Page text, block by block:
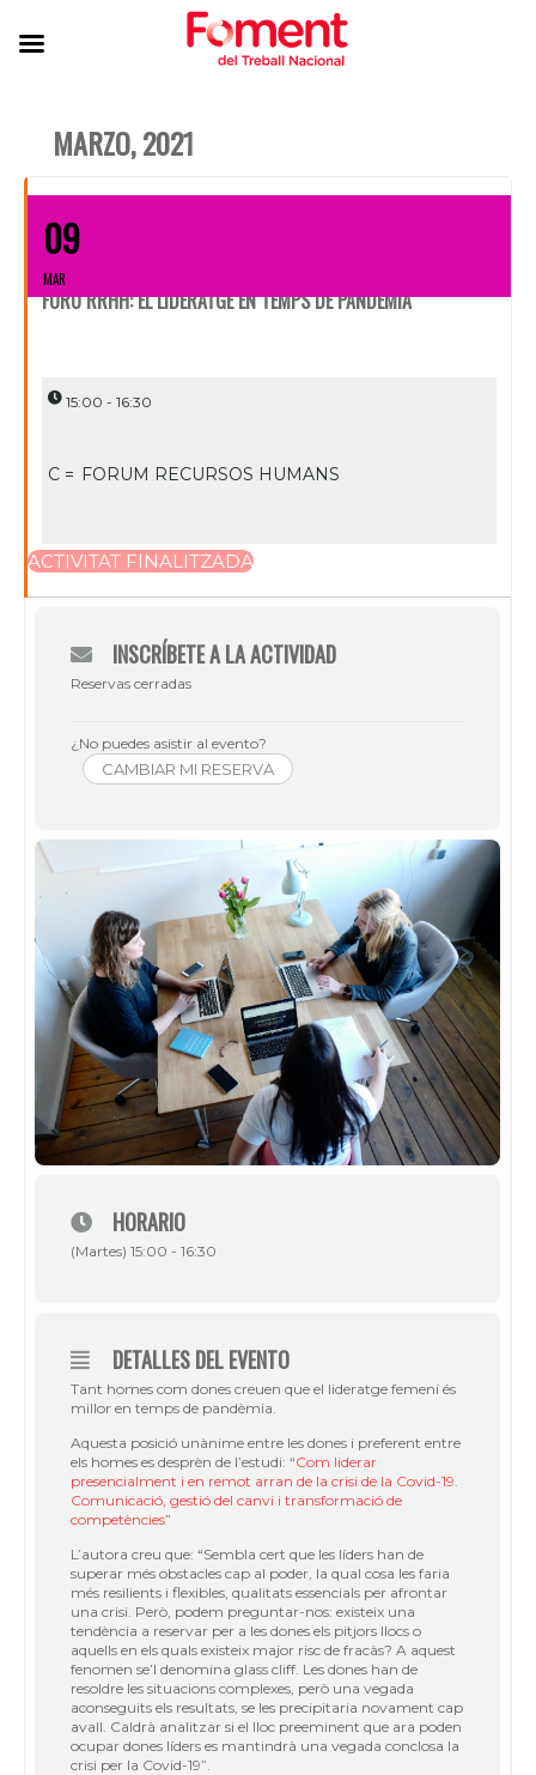
MARZO, 2021
09
MAR
FORO RRHH: EL LIDERATGE EN TEMPS DE PANDÈMIA
15:00 - 16:30
C = FORUM RECURSOS HUMANS
ACTIVITAT FINALITZADA
INSCRÍBETE A LA ACTIVIDAD
Reservas cerradas
¿No puedes asistir al evento?
CAMBIAR MI RESERVA
HORARIO
(Martes) 15:00 - 16:30
DETALLES DEL EVENTO
Tant homes com dones creuen que el lideratge femení és
millor en temps de pandèmia.
Aquesta posició unànime entre les dones i preferent entre
els homes es desprèn de l’estudi: “Com liderar
presencialment i en remot arran de la crisi de la Covid-19.
Comunicació, gestió del canvi i transformació de
competències”
L’autora creu que: “Sembla cert que les líders han de
superar més obstacles cap al poder, la qual cosa les faria
més resilients i flexibles, qualitats essencials per afrontar
una crisi. Però, podem preguntar-nos: existeix una
tendència a reservar per a les dones els pitjors llocs o
aquells en els quals existeix major risc de fracàs? A aquest
fenomen se’l denomina glass cliff. Les dones han de
resoldre les situacions complexes, però una vegada
aconseguits els resultats, se les precipitaria novament cap
avall. Caldrà analitzar si el lloc preeminent que ara poden
ocupar dones líders es mantindrà una vegada conclosa la
crisi per la Covid-19”.